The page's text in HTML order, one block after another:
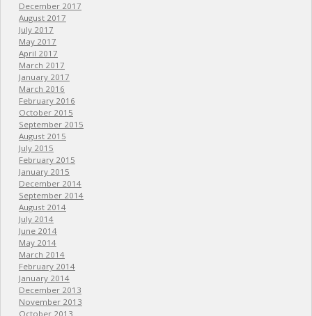
December 2017
August 2017
July 2017
May 2017
April 2017
March 2017
January 2017
March 2016
February 2016
October 2015
September 2015
August 2015
July 2015
February 2015
January 2015
December 2014
September 2014
August 2014
July 2014
June 2014
May 2014
March 2014
February 2014
January 2014
December 2013
November 2013
October 2013